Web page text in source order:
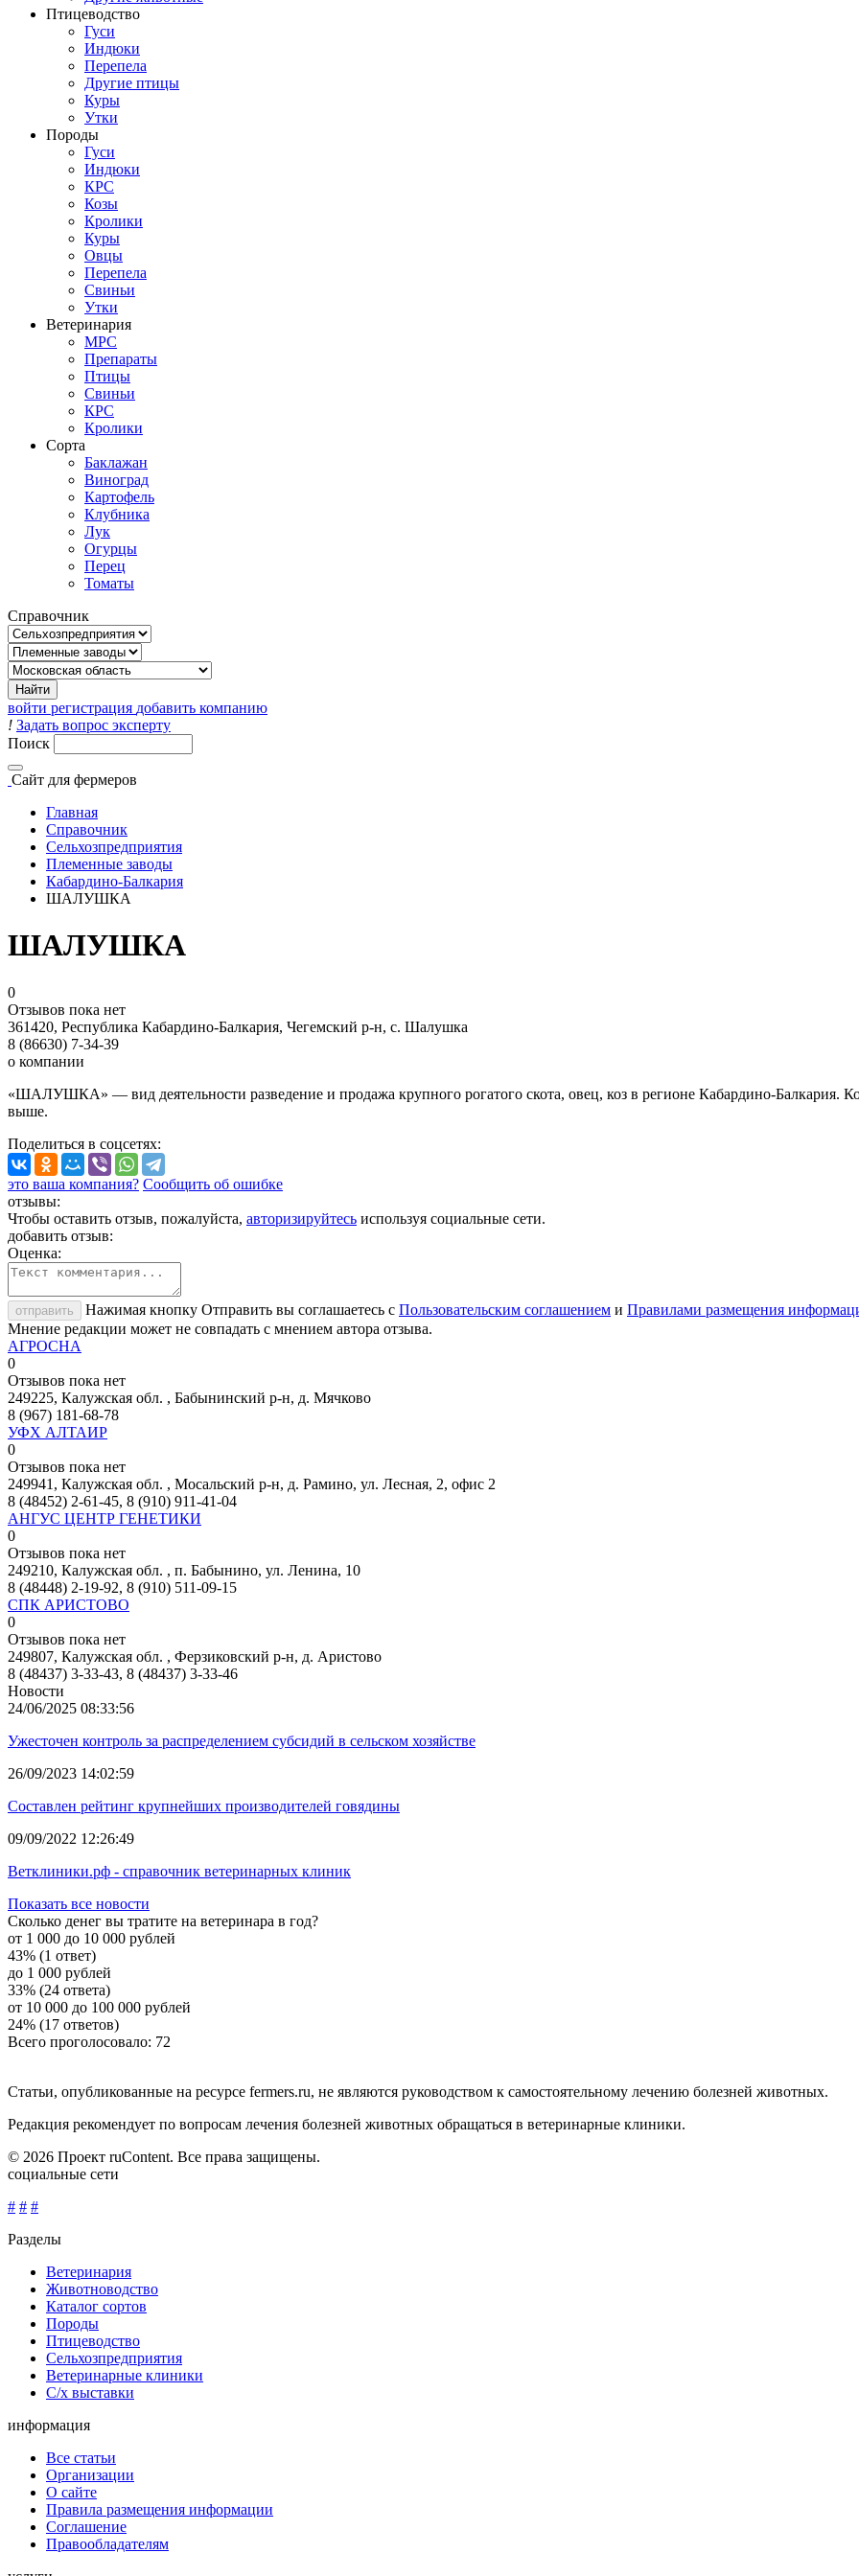
Птицеводство
Гуси
Индюки
Перепела
Другие птицы
Куры
Утки
Породы
Гуси
Индюки
КРС
Козы
Кролики
Куры
Овцы
Перепела
Свиньи
Утки
Ветеринария
МРС
Препараты
Птицы
Свиньи
КРС
Кролики
Сорта
Баклажан
Виноград
Картофель
Клубника
Лук
Огурцы
Перец
Томаты
Справочник
войти регистрация добавить компанию
! Задать вопрос эксперту
Поиск
Сайт для фермеров
Главная
Справочник
Сельхозпредприятия
Племенные заводы
Кабардино-Балкария
ШАЛУШКА
ШАЛУШКА
0
Отзывов пока нет
361420, Республика Кабардино-Балкария, Чегемский р-н, с. Шалушка
8 (86630) 7-34-39
о компании
«ШАЛУШКА» — вид деятельности разведение и продажа крупного рогатого скота, овец, коз в регионе Кабардино-
выше.
Поделиться в соцсетях:
это ваша компания? Сообщить об ошибке
отзывы:
Чтобы оставить отзыв, пожалуйста, авторизируйтесь используя социальные сети.
добавить отзыв:
Оценка:
отправить Нажимая кнопку Отправить вы соглашаетесь с Пользовательским соглашением и Правилами размещения
Мнение редакции может не совпадать с мнением автора отзыва.
АГРОСНА
0
Отзывов пока нет
249225, Калужская обл. , Бабынинский р-н, д. Мячково
8 (967) 181-68-78
УФХ АЛТАИР
0
Отзывов пока нет
249941, Калужская обл. , Мосальский р-н, д. Рамино, ул. Лесная, 2, офис 2
8 (48452) 2-61-45, 8 (910) 911-41-04
АНГУС ЦЕНТР ГЕНЕТИКИ
0
Отзывов пока нет
249210, Калужская обл. , п. Бабынино, ул. Ленина, 10
8 (48448) 2-19-92, 8 (910) 511-09-15
СПК АРИСТОВО
0
Отзывов пока нет
249807, Калужская обл. , Ферзиковский р-н, д. Аристово
8 (48437) 3-33-43, 8 (48437) 3-33-46
Новости
24/06/2025 08:33:56
Ужесточен контроль за распределением субсидий в сельском хозяйстве
26/09/2023 14:02:59
Составлен рейтинг крупнейших производителей говядины
09/09/2022 12:26:49
Ветклиники.рф - справочник ветеринарных клиник
Показать все новости
Сколько денег вы тратите на ветеринара в год?
от 1 000 до 10 000 рублей
43% (1 ответ)
до 1 000 рублей
33% (24 ответа)
от 10 000 до 100 000 рублей
24% (17 ответов)
Всего проголосовало: 72
Статьи, опубликованные на ресурсе fermers.ru, не являются руководством к самостоятельному лечению болезней животных.
Редакция рекомендует по вопросам лечения болезней животных обращаться в ветеринарные клиники.
© 2026 Проект ruContent. Все права защищены.
социальные сети
# # #
Разделы
Ветеринария
Животноводство
Каталог сортов
Породы
Птицеводство
Сельхозпредприятия
Ветеринарные клиники
С/х выставки
информация
Все статьи
Организации
О сайте
Правила размещения информации
Соглашение
Правообладателям